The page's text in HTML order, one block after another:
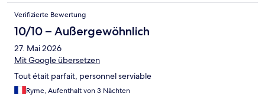
Verifizierte Bewertung
10/10 – Außergewöhnlich
27. Mai 2026
Mit Google übersetzen
Tout était parfait, personnel serviable
Ryme, Aufenthalt von 3 Nächten